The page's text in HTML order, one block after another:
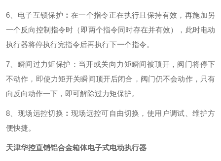
6、电子互锁保护 ： 在一个指令正在执行且保持有效，再施加另
一个反向控制指令时（即两个指令同时存在并有效），此时电动
执行器将停执行完指令后再执行下一个指令。
7、瞬间过力矩保护： 当开或关向力矩瞬间被顶开，阀门将停下
不动作，即使力矩开关瞬间顶开后闭合，阀门仍不会动作，只有
向反向动作一下，即可解除过力矩保护。
8、现场远控切换 ： 现场远控可自由切换，使用户调试、维护方
便快捷。
天津华控直销铝合金箱体电子式电动执行器